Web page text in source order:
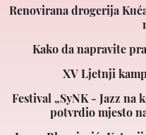
Renovirana drogerija
Kako da napravite
XV Ljetnji
Festival „SyNK - Jazz na
potvrdio mjesto